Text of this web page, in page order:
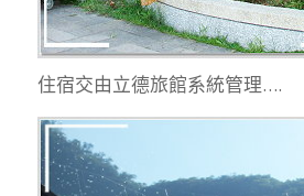
住宿交由立德旅館系統管理….